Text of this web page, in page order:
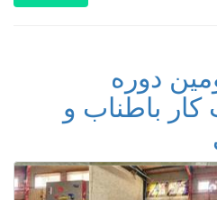
دوره
باطناب و